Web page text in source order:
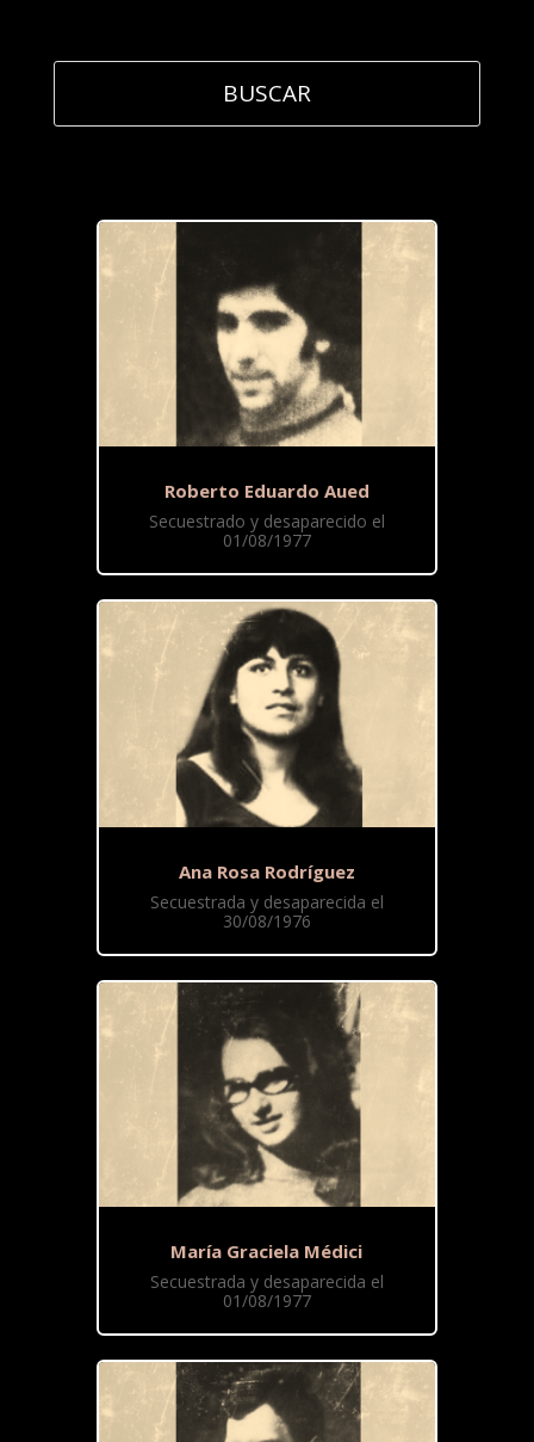
Roberto Eduardo Aued
Secuestrado y desaparecido el
01/08/1977
Ana Rosa Rodríguez
Secuestrada y desaparecida el
30/08/1976
María Graciela Médici
Secuestrada y desaparecida el
01/08/1977